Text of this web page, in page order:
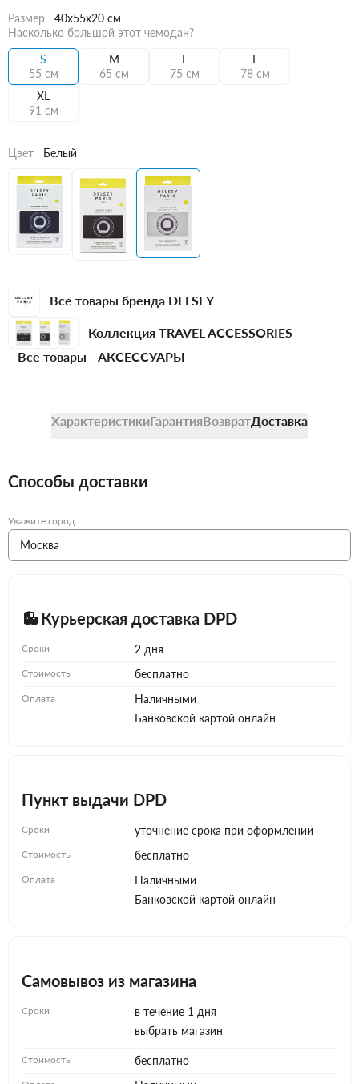
Размер
40x55x20 см
Насколько большой этот чемодан?
S
55 см
M
65 см
L
75 см
L
78 см
XL
91 см
Цвет Белый
Все товары бренда DELSEY
Коллекция TRAVEL ACCESSORIES
Все товары - АКСЕССУАРЫ
ХарактеристикиГарантияВозвратДоставка
Способы доставки
Укажите город
Курьерская доставка DPD
Сроки 2 дня
Стоимость бесплатно
Оплата
Наличными
Банковской картой онлайн
Пункт выдачи DPD
Сроки уточнение срока при оформлении
Стоимость бесплатно
Оплата
Наличными
Банковской картой онлайн
Самовывоз из магазина
Сроки
в течение 1 дня
выбрать магазин
Стоимость бесплатно